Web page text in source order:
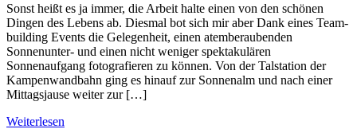
Sonst heißt es ja immer, die Arbeit halte einen von den schönen
Dingen des Lebens ab. Diesmal bot sich mir aber Dank eines Team-
building Events die Gelegenheit, einen atemberaubenden
Sonnenunter- und einen nicht weniger spektakulären
Sonnenaufgang fotografieren zu können. Von der Talstation der
Kampenwandbahn ging es hinauf zur Sonnenalm und nach einer
Mittagsjause weiter zur […]
Weiterlesen